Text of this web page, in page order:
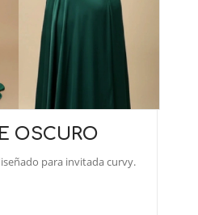
OSCURO
para invitada curvy.